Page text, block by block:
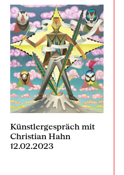
Künstlergespräch mit
Christian Hahn
12.02.2023